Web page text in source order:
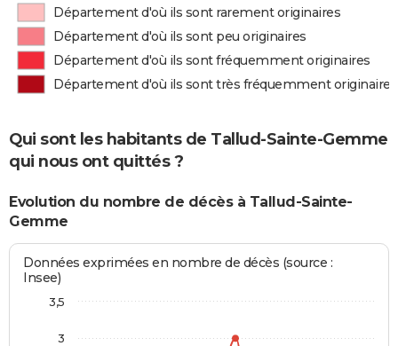
Département d'où ils sont rarement originaires
Département d'où ils sont peu originaires
Département d'où ils sont fréquemment originaires
Département d'où ils sont très fréquemment originaires
Qui sont les habitants de Tallud-Sainte-Gemme
qui nous ont quittés ?
Evolution du nombre de décès à Tallud-Sainte-
Gemme
Données exprimées en nombre de décès (source :
Insee)
3
3,5